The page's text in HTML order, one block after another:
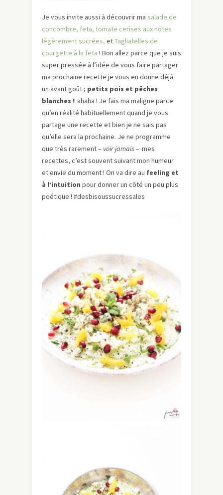
Je vous invite aussi à découvrir ma salade de
concombre, feta, tomate cerises aux notes
légèrement sucrées, etTagliatelles de
courgette à la feta ! Bon allez parce que je suis
super pressée à l’idée de vous faire partager
ma prochaine recette je vous en donne déjà
un avant goût ; petits pois et pêches
blanches !! ahaha ! Je fais ma maligne parce
qu’en réalité habituellement quand je vous
partage une recette et bien je ne sais pas
qu’elle sera la prochaine. Je ne programme
que très rarement – voir jamais – mes
recettes, c’est souvent suivant mon humeur
et envie du moment ! On va dire au feeling et
à l’intuition pour donner un côté un peu plus
poétique ! #desbisoussucressales